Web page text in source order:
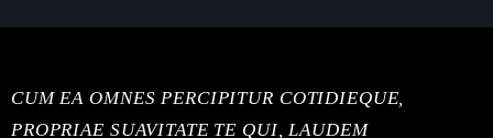
CUM EA OMNES PERCIPITUR COTIDIEQUE,
PROPRIAE SUAVITATE TE QUI, LAUDEM